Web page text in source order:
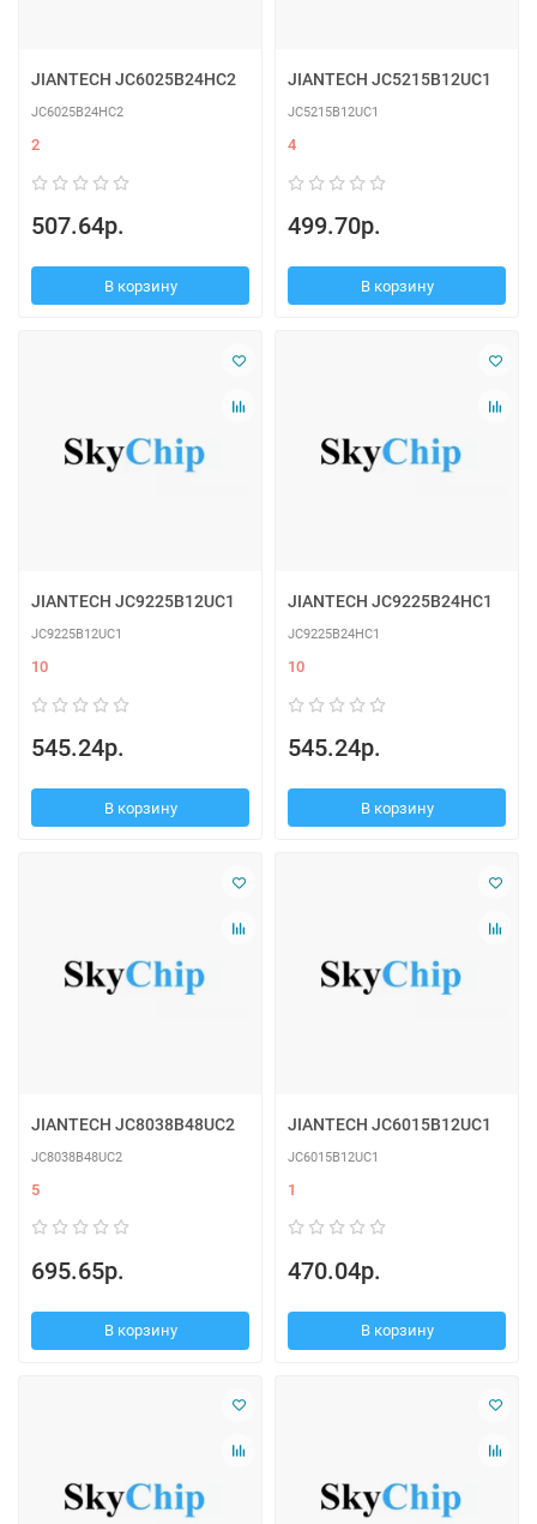
JIANTECH JC6025B24HC2
JC6025B24HC2
2
507.64р.
В корзину
JIANTECH JC5215B12UC1
JC5215B12UC1
4
499.70р.
В корзину
JIANTECH JC9225B12UC1
JC9225B12UC1
10
545.24р.
В корзину
JIANTECH JC9225B24HC1
JC9225B24HC1
10
545.24р.
В корзину
JIANTECH JC8038B48UC2
JC8038B48UC2
5
695.65р.
В корзину
JIANTECH JC6015B12UC1
JC6015B12UC1
1
470.04р.
В корзину